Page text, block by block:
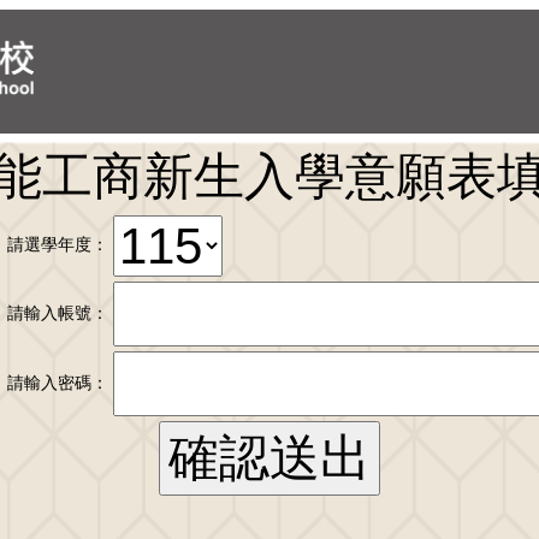
工商新生入學意願表
請選學年度：
請輸入帳號：
請輸入密碼：